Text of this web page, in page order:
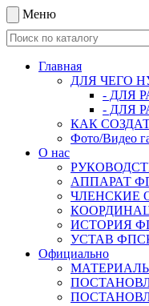
Меню
Главная
ДЛЯ ЧЕГО
- ДЛЯ
- ДЛЯ
КАК
Фото/Видео
О нас
АППАРАТ
ЧЛЕНСКИЕ
ИСТОРИЯ
УСТАВ
Официально